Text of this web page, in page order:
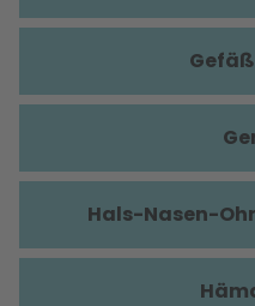
Hals-Nasen-